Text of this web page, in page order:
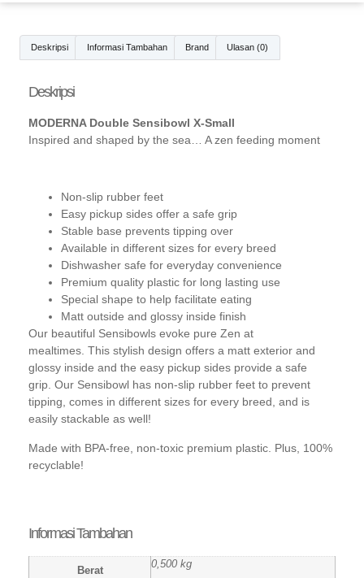
Deskripsi Informasi Tambahan Brand Ulasan (0)
Deskripsi
MODERNA Double Sensibowl X-Small
Inspired and shaped by the sea… A zen feeding moment
Non-slip rubber feet
Easy pickup sides offer a safe grip
Stable base prevents tipping over
Available in different sizes for every breed
Dishwasher safe for everyday convenience
Premium quality plastic for long lasting use
Special shape to help facilitate eating
Matt outside and glossy inside finish
Our beautiful Sensibowls evoke pure Zen at
mealtimes. This stylish design offers a matt exterior and
glossy inside and the easy pickup sides provide a safe
grip. Our Sensibowl has non-slip rubber feet to prevent
tipping, comes in different sizes for every breed, and is
easily stackable as well!
Made with BPA-free, non-toxic premium plastic. Plus, 100%
recyclable!
Informasi Tambahan
Berat
0,500 kg